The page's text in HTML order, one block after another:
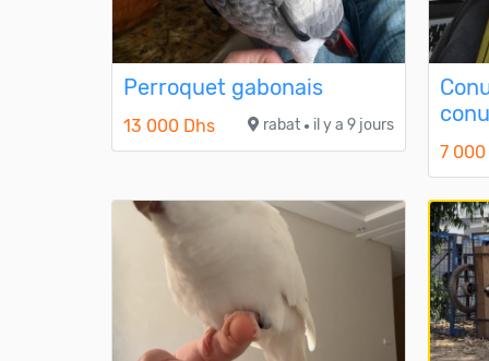
Perroquet gabonais
13 000 Dhs rabat ● il y a 9 jours
7 000